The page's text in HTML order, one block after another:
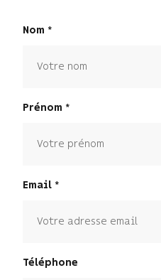
Nom
Prénom
Email
Téléphone